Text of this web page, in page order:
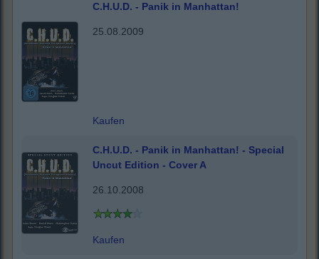
C.H.U.D. - Panik in Manhattan!
25.08.2009
Kaufen
C.H.U.D. - Panik in Manhattan! - Special
Uncut Edition - Cover A
26.10.2008
Kaufen